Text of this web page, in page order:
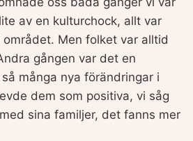
av en kulturchock, allt var
Men folket var alltid
gången var det en
många nya förändringar i
dem som positiva, vi såg
sina familjer, det fanns mer